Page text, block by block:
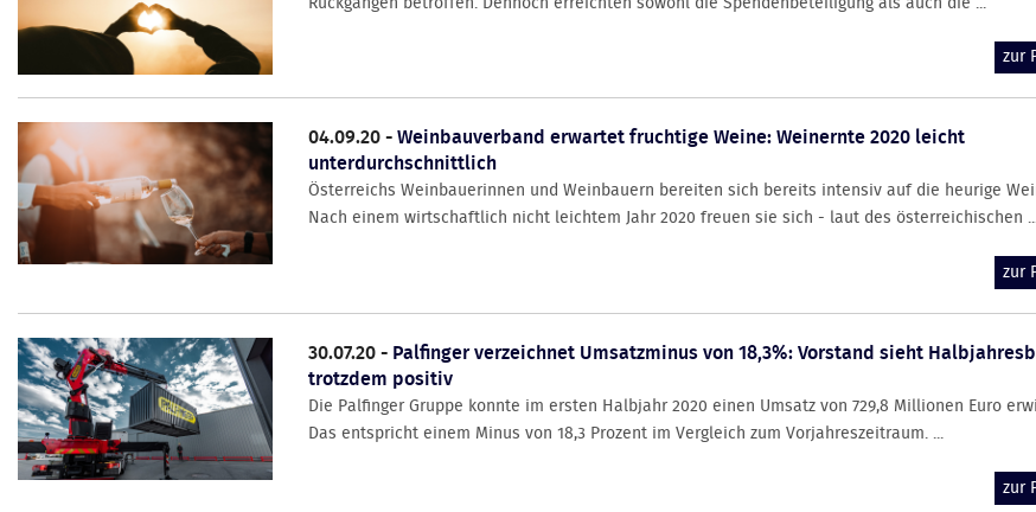
zur
04.09.20 -Weinbauverband erwartet fruchtige Weine: Weinernte 2020 leicht
unterdurchschnittlich
Österreichs Weinbauerinnen und Weinbauern bereiten sich bereits intensiv auf die heurige
Nach einem wirtschaftlich nicht leichtem Jahr 2020 freuen sie sich - laut des österreichischen
zur
30.07.20 - Palfinger verzeichnet Umsatzminus von 18,3%: Vorstand sieht
trotzdem positiv
Die Palfinger Gruppe konnte im ersten Halbjahr 2020 einen Umsatz von 729,8 Millionen Euro
Das entspricht einem Minus von 18,3 Prozent im Vergleich zum Vorjahreszeitraum. ...
zur